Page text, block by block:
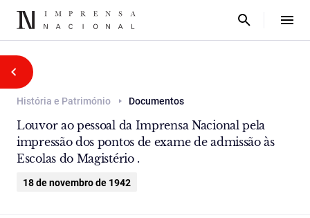
História e Património Documentos
Louvor ao pessoal da Imprensa Nacional pela
impressão dos pontos de exame de admissão às
Escolas do Magistério .
18 de novembro de 1942